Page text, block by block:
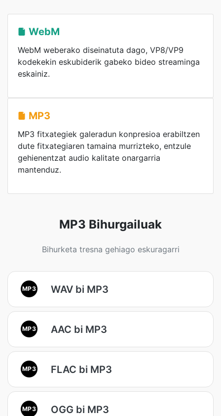
WebM
WebM weberako diseinatuta dago, VP8/VP9
kodekekin eskubiderik gabeko bideo streaminga
eskainiz.
MP3
MP3 fitxategiek galeradun konpresioa erabiltzen
dute fitxategiaren tamaina murrizteko, entzule
gehienentzat audio kalitate onargarria
mantenduz.
MP3 Bihurgailuak
Bihurketa tresna gehiago eskuragarri
MP3 WAV bi MP3
MP3 AAC bi MP3
MP3 FLAC bi MP3
MP3 OGG bi MP3